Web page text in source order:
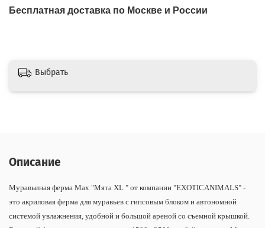
Бесплатная доставка по Москве и России
Выбрать
Описание
Муравьиная ферма Max "Мята XL " от компании "EXOTICANIMALS" -
это акриловая ферма для муравьев с гипсовым блоком и автономной
системой увлажнения, удобной и большой ареной со съемной крышкой.